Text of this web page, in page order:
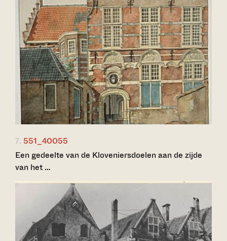
7. 551_40055
Een gedeelte van de Kloveniersdoelen aan de zijde
van het …